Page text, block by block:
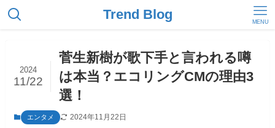
Trend Blog MENU
菅生新樹が歌下手と言われる噂
は本当？エコリングCMの理由3
選！
2024
11/22
エンタメ 2024年11月22日